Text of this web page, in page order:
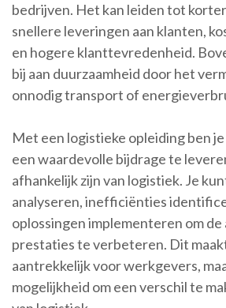
bedrijven. Het kan leiden tot
snellere leveringen aan klanten,
en hogere klanttevredenheid.
bij aan duurzaamheid door het
onnodig transport of
Met een logistieke opleiding ben
een waardevolle bijdrage te
afhankelijk zijn van logistiek. Je
analyseren, inefficiënties
oplossingen implementeren om de
prestaties te verbeteren. Dit
aantrekkelijk voor werkgevers,
mogelijkheid om een verschil te